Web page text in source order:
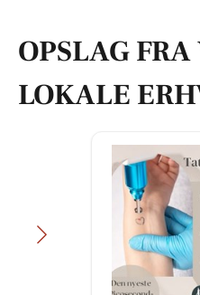
OPSLAG FRA
LOKALE